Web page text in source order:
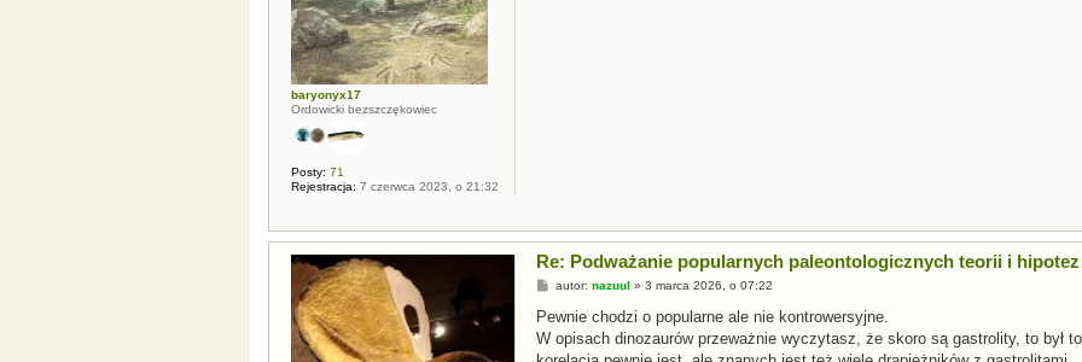
baryonyx17
Ordowicki bezszczękowiec
Posty: 71
Rejestracja: 7 czerwca 2023, o 21:32
Re: Podważanie popularnych paleontologicznych teorii i hipotez
P
s
autor: nazuul » 3 marca 2026, o 07:22
Pewnie chodzi o popularne ale nie kontrowersyjne.
W opisach dinozaurów przeważnie wyczytasz, że skoro są gastrolity, to był